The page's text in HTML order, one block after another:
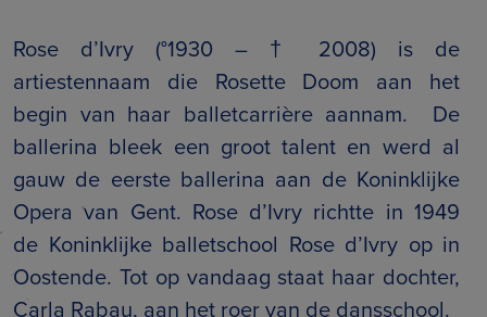
Rose d’Ivry (°1930 – † 2008) is de
artiestennaam die Rosette Doom aan het
begin van haar balletcarrière aannam. De
ballerina bleek een groot talent en werd al
gauw de eerste ballerina aan de Koninklijke
Opera van Gent. Rose d’Ivry richtte in 1949
de Koninklijke balletschool Rose d’Ivry op in
Oostende. Tot op vandaag staat haar dochter,
Carla Rabau, aan het roer van de dansschool.